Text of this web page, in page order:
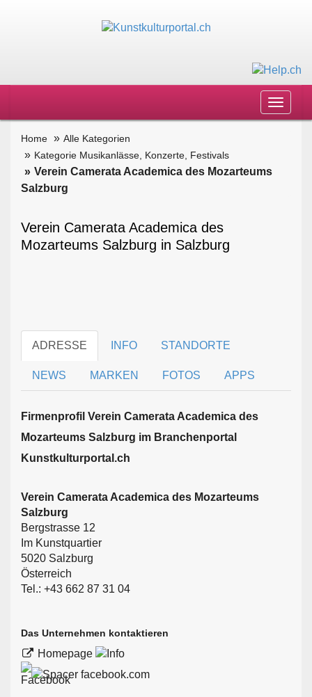
Toggle
Home
Alle Kategorien
Kategorie Musikanlässe, Konzerte, Festivals
Verein Camerata Academica des Mozarteums
Salzburg
Verein Camerata Academica des
Mozarteums Salzburg in Salzburg
ADRESSE INFO STANDORTE
NEWS MARKEN FOTOS APPS
Firmen­profil Verein Camerata Academica des
Mozarteums Salzburg im Branchen­portal
Kunstkulturportal.ch
Verein Camerata Academica des Mozarteums
Salzburg
Bergstrasse 12
Im Kunstquartier
5020 Salzburg
Österreich
Tel.: +43 662 87 31 04
Das Unternehmen kontaktieren
Homepage
facebook.com